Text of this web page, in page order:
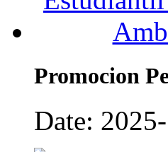
Promocion
Date: